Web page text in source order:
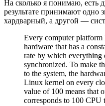
На сколько я понимаю, есть
результате принимают одно
хардварный, а другой —
Every computer platform
hardware that has a
rate by which everything
synchronized. To make
to the system, the
Linux kernel on every
value of 100 means that
corresponds to 100 CPU